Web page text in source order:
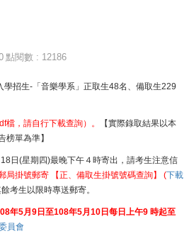
點閱數 : 12186
招生-「音樂學系」正取生48名、備取生229
檔 ，請自行下載查詢）。
【實際錄取結果以本
榜單為準】
日(星期四)最晚下午４時寄出，請考生注意信
局掛號郵寄 【正、備取生掛號號碼查詢】 (下載
考生以限時專送郵寄。
年5月9日至108年5月10日每日上午9 時起至
員會